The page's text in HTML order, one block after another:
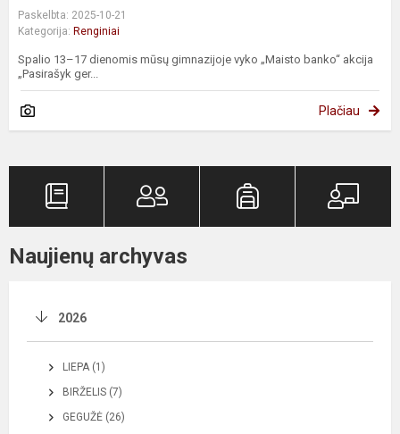
Paskelbta: 2025-10-21
Kategorija: Renginiai
Spalio 13–17 dienomis mūsų gimnazijoje vyko „Maisto banko“ akcija
„Pasirašyk ger...
Plačiau
Naujienų archyvas
2026
LIEPA (1)
BIRŽELIS (7)
GEGUŽĖ (26)